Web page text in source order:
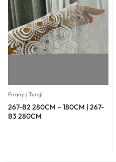
Firany z Turcji
267-B2 280CM – 180CM | 267-
B3 280CM